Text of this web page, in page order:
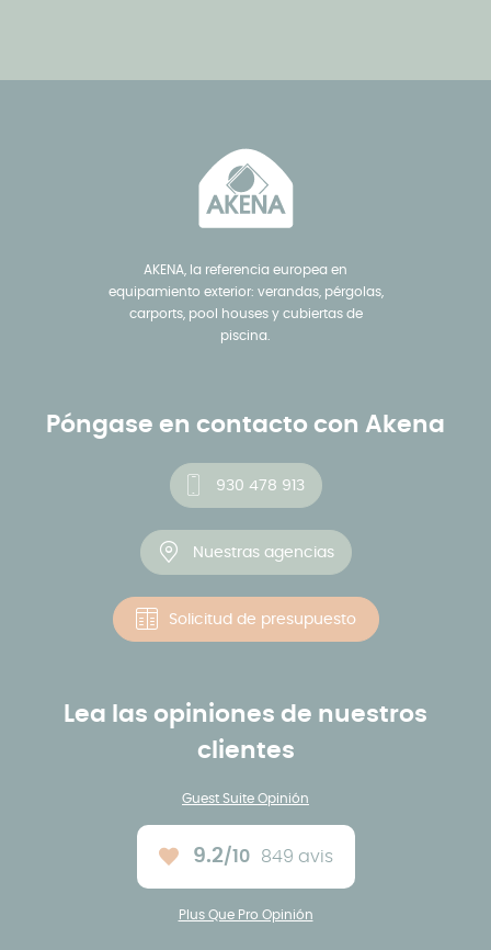
AKENA, la referencia europea en
equipamiento exterior: verandas, pérgolas,
carports, pool houses y cubiertas de
piscina.
Póngase en contacto con Akena
930 478 913
Nuestras agencias
Solicitud de presupuesto
Lea las opiniones de nuestros
clientes
Guest Suite Opinión
Note moyenne :
9.2/10 849 avis
Plus Que Pro Opinión